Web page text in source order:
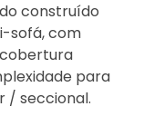
construído
sofá, com
para
/ seccional.